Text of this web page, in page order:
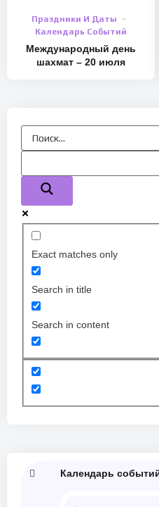
Праздники И Даты
Календарь Событий
Международный день
шахмат – 20 июля
Exact matches only
Search in title
Search in content
Календарь